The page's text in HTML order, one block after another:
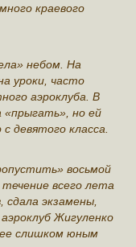
краевого
небом. На
уроки, часто
аэроклуба. В
«прыгать», но ей
девятого класса.
восьмой
всего лета
сдала экзамены,
Жигуленко
ее слишком юным